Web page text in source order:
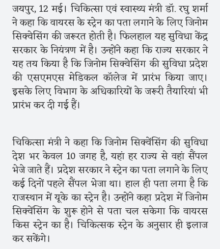
जयपुर, 12 मई। चिकित्सा एवं स्वास्थ्य मंत्री डॉ. रघु शर्मा
ने कहा कि वायरस के स्ट्रेन का पता लगाने के लिए जिनोम
सिक्वेसिंग की जरूरत होती है। फिलहाल यह सुविधा केंद्र
सरकार के नियंत्रण में है। उन्होंने कहा कि राज्य सरकार ने
यह तय किया है कि जिनोम सिक्वेसिंग की सुविधा प्रदेश
की एसएमएस मेडिकल कॉलेज में प्रारंभ किया जाए।
इसके लिए विभाग के अधिकारियों के जरूरी तैयारियां भी
प्रारंभ कर दी गई हैं।
चिकित्सा मंत्री ने कहा कि जिनोम सिक्वेंसिंग की सुविधा
देश भर केवल 10 जगह है, यहां हर राज्य से वहां सैंपल
भेजे जाते हैं। प्रदेश सरकार ने स्ट्रेन का पता लगाने के लिए
कई दिनों पहले सैंपल भेजा था। हाल ही पता लगा है कि
राजस्थान में यूके का स्ट्रेन है। उन्होंने कहा प्रदेश में जिनोम
सिक्वेंसिंग के शुरू होने से पता चल सकेगा कि वायरस
किस स्ट्रेन का है। चिकित्सक स्ट्रेन के अनुसार ही इलाज
कर सकेंगे।